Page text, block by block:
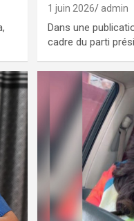
1 juin 2026 admin
Dans une
cadre du parti